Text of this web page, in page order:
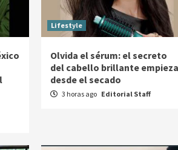
Lifestyle
Olvida el sérum: el secreto
del cabello brillante empieza
desde el secado
3 horas ago Editorial Staff